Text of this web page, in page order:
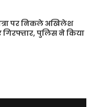
पर निकले अखिलेश
पुलिस ने किया